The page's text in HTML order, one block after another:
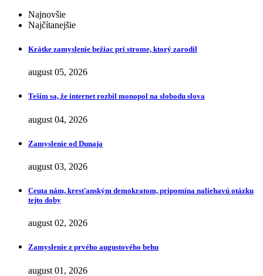
Najnovšie
Najčítanejšie
Krátke zamyslenie bežiac pri strome, ktorý zarodil
august 05, 2026
Teším sa, že internet rozbil monopol na slobodu slova
august 04, 2026
Zamyslenie od Dunaja
august 03, 2026
Ceuta nám, kresťanským demokratom, pripomína naliehavú otázku
tejto doby
august 02, 2026
Zamyslenie z prvého augustového behu
august 01, 2026